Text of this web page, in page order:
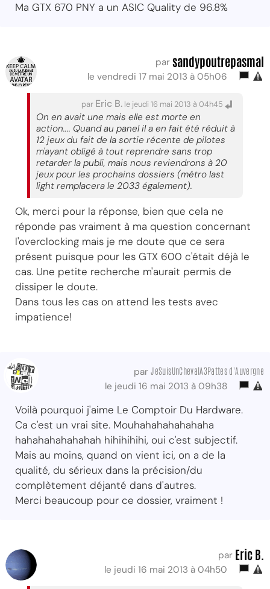
Ma GTX 670 PNY a un ASIC Quality de 96.8%
par sandypoutrepasmal
le vendredi 17 mai 2013 à 05h06
par Eric B. le jeudi 16 mai 2013 à 04h45
On en avait une mais elle est morte en
action.... Quand au panel il a en fait été réduit à
12 jeux du fait de la sortie récente de pilotes
m'ayant obligé à tout reprendre sans trop
retarder la publi, mais nous reviendrons à 20
jeux pour les prochains dossiers (métro last
light remplacera le 2033 également).
Ok, merci pour la réponse, bien que cela ne
réponde pas vraiment à ma question concernant
l'overclocking mais je me doute que ce sera
présent puisque pour les GTX 600 c'était déjà le
cas. Une petite recherche m'aurait permis de
dissiper le doute.
Dans tous les cas on attend les tests avec
impatience!
parJeSuisUnChevalA3Pattes d'Auvergne
le jeudi 16 mai 2013 à 09h38
Voilà pourquoi j'aime Le Comptoir Du Hardware.
Ca c'est un vrai site. Mouhahahahahahaha
hahahahahahahah hihihihihi, oui c'est subjectif.
Mais au moins, quand on vient ici, on a de la
qualité, du sérieux dans la précision/du
complètement déjanté dans d'autres.
Merci beaucoup pour ce dossier, vraiment !
par Eric B.
le jeudi 16 mai 2013 à 04h50